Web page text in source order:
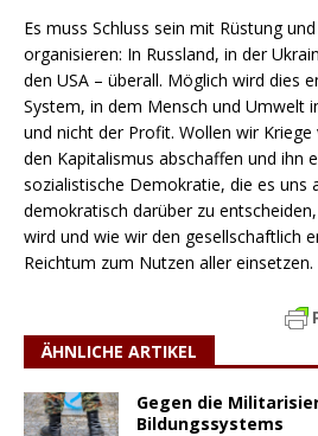
Es muss Schluss sein mit Rüstung
organisieren: In Russland, in der
den USA – überall. Möglich wird dies
System, in dem Mensch und Umwelt
und nicht der Profit. Wollen wir
den Kapitalismus abschaffen und ihn
sozialistische Demokratie, die es uns
demokratisch darüber zu
wird und wie wir den gesellschaftlich
Reichtum zum Nutzen aller einsetzen.
ÄHNLICHE ARTIKEL
Gegen die
Bildungssystems